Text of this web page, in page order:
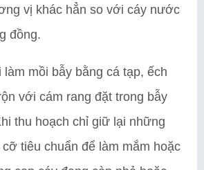
vị khác hẳn so với cáy nước
đồng.
mồi bẫy bằng cá tạp, ếch
với cám rang đặt trong bẫy
thu hoạch chỉ giữ lại những
tiêu chuẩn để làm mắm hoặc